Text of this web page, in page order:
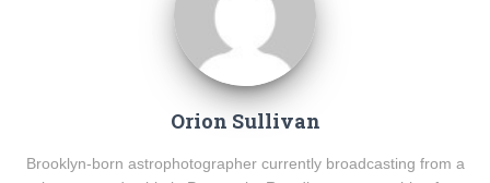
Orion Sullivan
Brooklyn-born astrophotographer currently broadcasting from a